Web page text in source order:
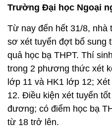
Trường Đại học Ngoại
Từ nay đến hết 31/8, nhà
sơ xét tuyển đợt bổ sung
quả học bạ THPT. Thí
trong 2 phương thức xét
lớp 11 và HK1 lớp 12;
12. Điều kiện xét tuyển
đương; có điểm học bạ
từ 18 trở lên.